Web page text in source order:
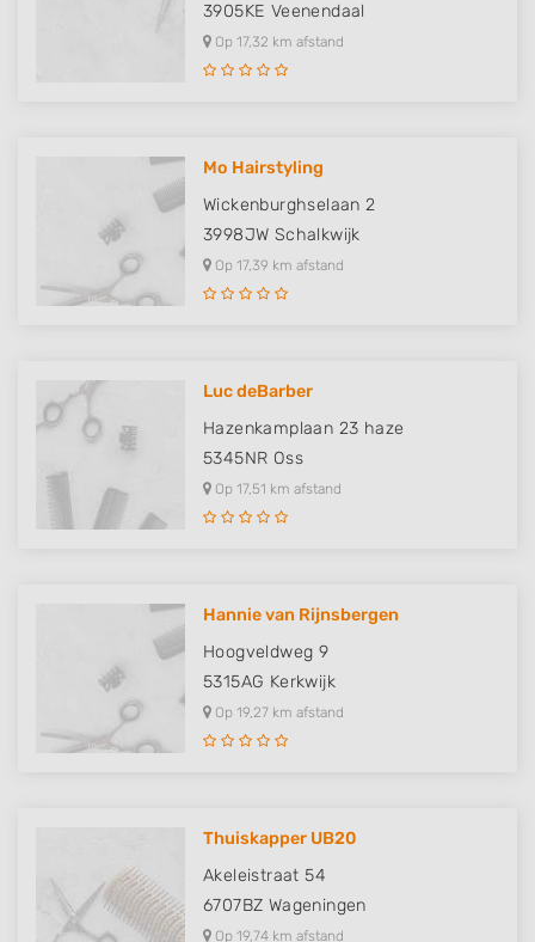
3905KE Veenendaal
Op 17,32 km afstand
Mo Hairstyling
Wickenburghselaan 2
3998JW Schalkwijk
Op 17,39 km afstand
Luc deBarber
Hazenkamplaan 23 haze
5345NR Oss
Op 17,51 km afstand
Hannie van Rijnsbergen
Hoogveldweg 9
5315AG Kerkwijk
Op 19,27 km afstand
Thuiskapper UB20
Akeleistraat 54
6707BZ Wageningen
Op 19,74 km afstand
Measure content performance
Develop and improve services
Use limited data to select content
IAB Special Features:
Use precise geolocation data
Non-IAB processing purposes:
Necessary
Performance